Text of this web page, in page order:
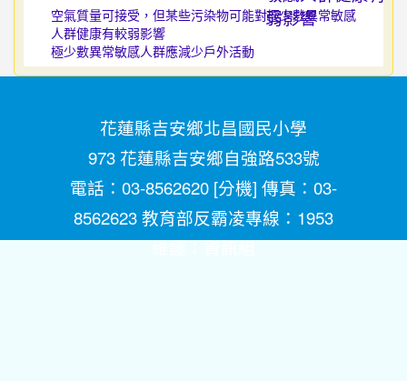
空氣質量可接受，但某些污染物可能對極少數異常敏感
人群健康有較弱影響
極少數異常敏感人群應減少戶外活動
花蓮縣吉安鄉北昌國民小學
973 花蓮縣吉安鄉自強路533號
電話：03-8562620 [分機] 傳真：03-
8562623 教育部反霸凌專線：1953
維護：資訊組